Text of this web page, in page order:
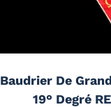
Baudrier De
19° Degré